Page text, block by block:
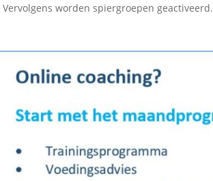
worden spiergroepen geactiveerd.